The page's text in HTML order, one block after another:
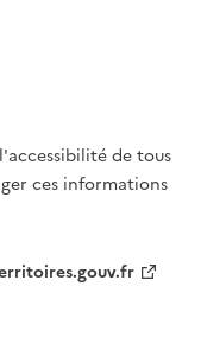
de tous
ces informations